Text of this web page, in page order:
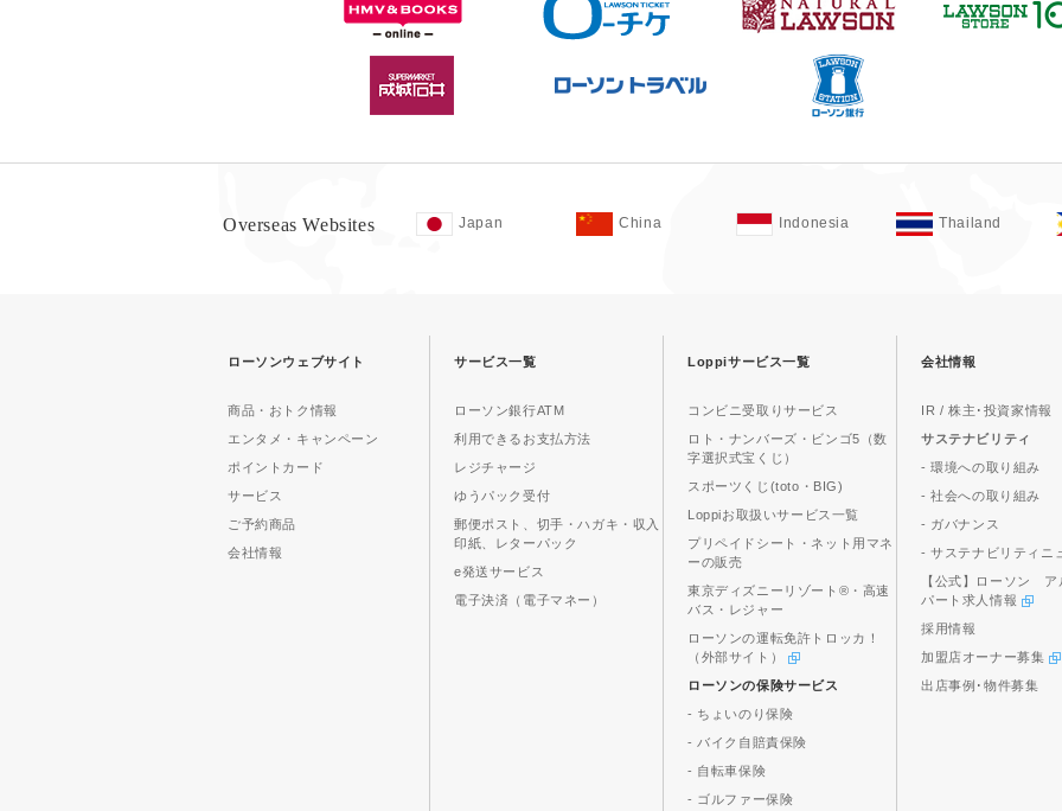
Overseas Websites Japan China Indonesia Thailand
ローソンウェブサイト
商品・おトク情報
エンタメ・キャンペーン
ポイントカード
サービス
ご予約商品
会社情報
サービス一覧
ローソン銀行ATM
利用できるお支払方法
レジチャージ
ゆうパック受付
郵便ポスト、切手・ハガキ・収入
印紙、レターパック
e発送サービス
電子決済（電子マネー）
Loppiサービス一覧
コンビニ受取りサービス
ロト・ナンバーズ・ビンゴ5（数
字選択式宝くじ）
スポーツくじ(toto・BIG)
Loppiお取扱いサービス一覧
プリペイドシート・ネット用マネ
ーの販売
東京ディズニーリゾート®・高速
バス・レジャー
ローソンの運転免許トロッカ！
（外部サイト）
ローソンの保険サービス
- ちょいのり保険
- バイク自賠責保険
- 自転車保険
- ゴルファー保険
会社情報
IR / 株主･投資家情報
サステナビリティ
- 環境への取り組み
- 社会への取り組み
- ガバナンス
- サステナビリティニ
【公式】ローソン ア
パート求人情報
採用情報
加盟店オーナー募集
出店事例･物件募集